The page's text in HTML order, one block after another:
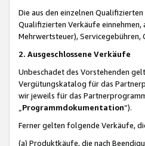
Die aus den einzelnen Qualifizierten
Qualifizierten Verkäufe einnehmen,
Mehrwertsteuer),
2. Ausgeschlossene Verkäufe
Unbeschadet des Vorstehenden
Vergütungskatalog für das
wir jeweils für das
Programmdokumentation“).
Ferner gelten folgende Verkäufe,
(a) Produktkäufe, die nach